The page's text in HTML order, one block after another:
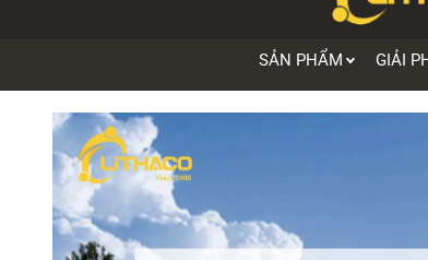
SẢN PHẨM GIẢI